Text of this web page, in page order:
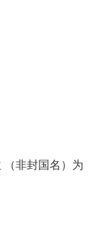
非封国名）为